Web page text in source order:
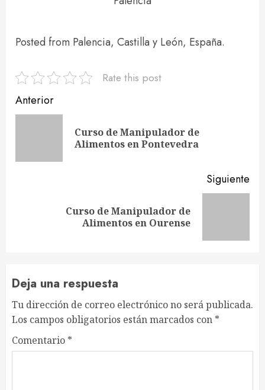
Posted from Palencia, Castilla y León, España.
Rate this post
Navegación
entradas
Anterior
Curso de Manipulador de
Alimentos en Pontevedra
Siguiente
Curso de Manipulador de
Alimentos en Ourense
Deja una respuesta
Tu dirección de correo electrónico no será publicada.
Los campos obligatorios están marcados con *
Comentario *